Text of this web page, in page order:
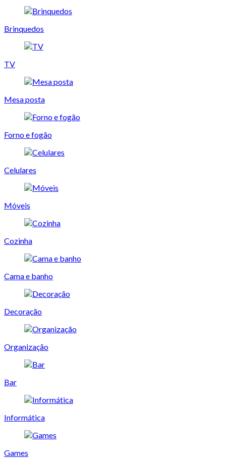
Brinquedos
TV
Mesa posta
Forno e fogão
Celulares
Móveis
Cozinha
Cama e banho
Decoração
Organização
Bar
Informática
Games